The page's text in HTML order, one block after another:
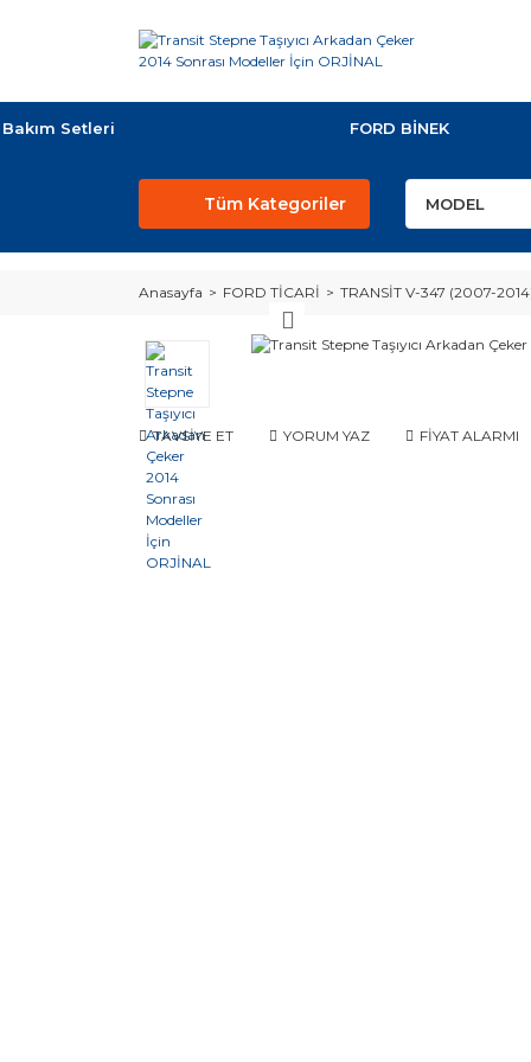
Bakım Setleri FORD BİNEK
Tüm Kategoriler
Anasayfa FORD TİCARİ TRANSİT V-347 (2007-
TAVSİYE ET YORUM YAZ FİYAT ALARMI